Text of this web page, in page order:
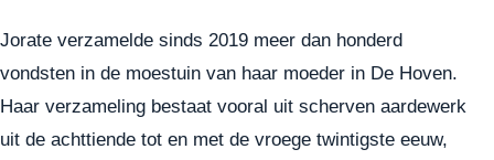
Jorate verzamelde sinds 2019 meer dan honderd
vondsten in de moestuin van haar moeder in De Hoven.
Haar verzameling bestaat vooral uit scherven aardewerk
uit de achttiende tot en met de vroege twintigste eeuw,